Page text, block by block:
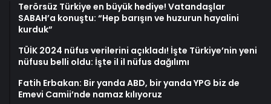
Terörsüz Türkiye en büyük hediye! Vatandaşlar
SABAH’a konuştu: “Hep barışın ve huzurun hayalini
kurduk”
TÜİK 2024 nüfus verilerini açıkladı! İşte Türkiye’nin yeni
nüfusu belli oldu: İşte il il nüfus dağılımı
Fatih Erbakan: Bir yanda ABD, bir yanda YPG biz de
Emevi Camii’nde namaz kılıyoruz